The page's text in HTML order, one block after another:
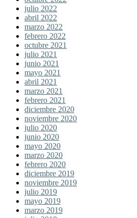
julio 2022
abril 2022
marzo 2022
febrero 2022
octubre 2021
julio 2021
junio 2021
mayo 2021
abril 2021
marzo 2021
febrero 2021
diciembre 2020
noviembre 2020
julio 2020
junio 2020
mayo 2020
marzo 2020
febrero 2020
diciembre 2019
noviembre 2019
julio 2019
mayo 2019
marzo 2019